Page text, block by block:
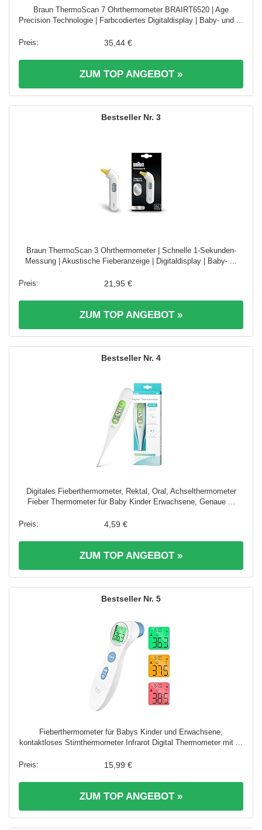
Braun ThermoScan 7 Ohrthermometer BRAIRT6520 | Age
Precision Technologie | Farbcodiertes Digitaldisplay | Baby- und ...
35,44 €
ZUM TOP ANGEBOT »
3
Braun ThermoScan 3 Ohrthermometer | Schnelle 1-Sekunden-
Messung | Akustische Fieberanzeige | Digitaldisplay | Baby- ...
21,95 €
ZUM TOP ANGEBOT »
4
Digitales Fieberthermometer, Rektal, Oral, Achselthermometer
Fieber Thermometer für Baby Kinder Erwachsene, Genaue ...
4,59 €
ZUM TOP ANGEBOT »
5
Fieberthermometer für Babys Kinder und Erwachsene,
kontaktloses Stirnthermometer Infrarot Digital Thermometer mit ...
15,99 €
ZUM TOP ANGEBOT »